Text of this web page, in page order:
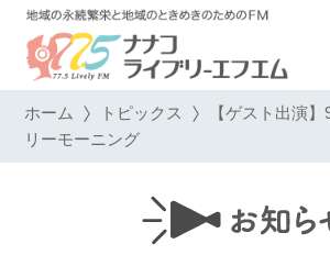
ホーム トピックス 【ゲスト出演
リーモーニング